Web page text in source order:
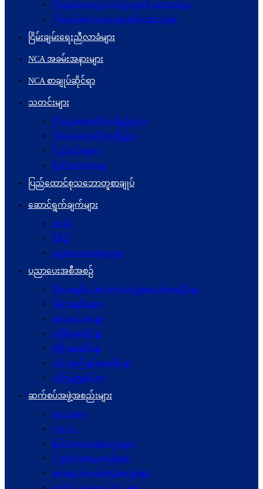
ငြိမ်းချမ်းရေးတွင်ပါဝင်သူများ၏ စကားသံများ
ငြိမ်းချမ်းရေးအစုအဖွဲ့များ၏စကားသံများ
ငြိမ်းချမ်းရေးညီလာခံများ
NCA အခမ်းအနားများ
NCA စာချုပ်ဆိုင်ရာ
သတင်းများ
ငြိမ်းချမ်းရေးဆိုင်ရာ(ပြည်တွင်း)
ငြိမ်းချမ်းရေးဆိုင်ရာ(ပြည်ပ)
ပြည်တွင်းရေးရာ
နိုင်ငံတကာရေးရာ
ပြည်ထောင်စုသဘောတူစာချုပ်
ဆောင်ရွက်ချက်များ
ဓာတ်ပုံ
ဗွီဒီယို
ပညာပေးဆွေးနွေးမှုများ
ပညာပေးအစီအစဉ်
ဒီမိုကရေစီနှင့်ဖက်ဒရယ်တည်ဆောက်ရေးဆိုင်ရာ
ဒီမိုကရေစီရေးရာ
ဖက်ဒရယ်ရေးရာ
လုံခြုံရေးဆိုင်ရာ
ဖွံဖြိုးရေးဆိုင်ရာ
ပဋိပက္ခ‌ဖြေရှင်းရေးဆိုင်ရာ
ယုံကြည်မှုဆိုင်ရာ
ဆက်စပ်အဖွဲ့အစည်းများ
ကုလသမဂ္ဂ
ASEAN
နိုင်ငံတကာအဖွဲ့အစည်းများ
ပြည်တွင်းအဖွဲ့အစည်းများ
စေတနာ့ဝန်ထမ်းအဖွဲ့အစည်းများ